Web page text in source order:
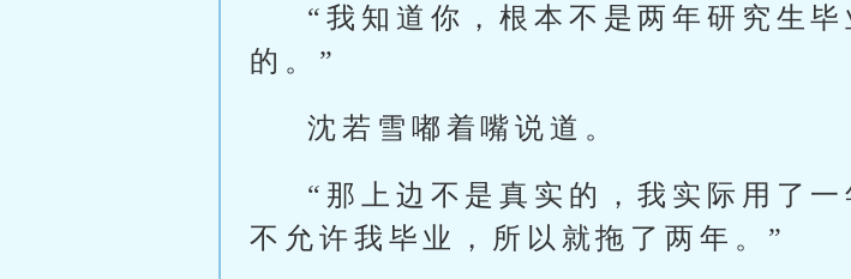
“我知道你，根本不是两年研究生
的。”
沈若雪嘟着嘴说道。
“那上边不是真实的，我实际用了
不允许我毕业，所以就拖了两年。”